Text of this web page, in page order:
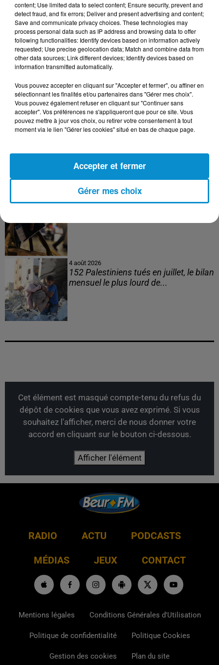
Les échanges entre la France et
l’Algérie tombent à 8,9 milliards...
11h54
Maroc !
7 août 2026
4 août 2026
152 Palestiniens tués en juillet, le bilan
mensuel le plus lourd de...
Cet élément est masqué compte-tenu du refus du
dépôt de cookies que vous avez exprimé. Si vous
souhaitez l'afficher, merci de nous donner votre
accord en cliquant sur le bouton ci-dessous.
Afficher l'élément
RADIO ACTU PODCASTS
MÉDIAS JEUX CONTACT
Mentions légales Conditions Générales d'Utilisation
Politique de confidentialité Politique Cookies
Gestion des cookies Plan du site
content; Use limited data to select content; Ensure security, prevent and
detect fraud, and fix errors; Deliver and present advertising and content;
Save and communicate privacy choices. These technologies may
process personal data such as IP address and browsing data to offer
following functionalities: Identify devices based on information actively
requested; Use precise geolocation data; Match and combine data from
other data sources; Link different devices; Identify devices based on
information transmitted automatically.
Vous pouvez accepter en cliquant sur "Accepter et fermer", ou affiner en
sélectionnant les finalités et/ou partenaires dans "Gérer mes choix".
Vous pouvez également refuser en cliquant sur "Continuer sans
accepter". Vos préférences ne s'appliqueront que pour ce site. Vous
pouvez mettre à jour vos choix, ou retirer votre consentement à tout
moment via le lien "Gérer les cookies" situé en bas de chaque page.
Gérer mes choix
Accepter et fermer